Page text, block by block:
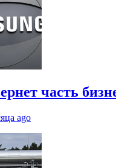
часть
ago